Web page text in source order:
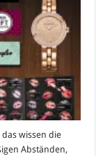
das wissen die
Abständen,